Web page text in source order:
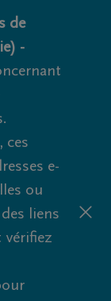
de
-
ces
e-
ou
liens
vérifiez